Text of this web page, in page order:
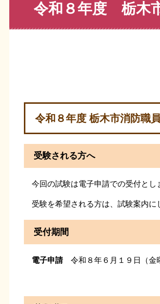
令和８年度 栃木
令和８年度 栃木市消防職
受験される方へ
今回の試験は電子申請での受付とし
受験を希望される方は、試験案内に
受付期間
電子申請令和８年６月１９日（金